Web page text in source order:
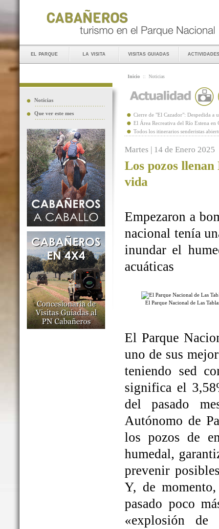
el parque la visita visitas guiadas actividades
Noticias
Que ver este mes
Inicio :: Noticias
Cierre de "El Cazador": Despedida a
El Área Recreativa del Río Estena
Todos los itinerarios senderistas
Martes | 14 de Enero 2025
Los pozos
vida
Empezaron a
nacional tenía
inundar el
acuáticas
El Parque Nacional de Las
El Parque
uno de sus
teniendo sed
significa el
del pasado
Autónomo de
los pozos de
humedal,
prevenir
Y, de
pasado poco
«explosión